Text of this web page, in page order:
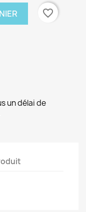
favorite_border
un délai de